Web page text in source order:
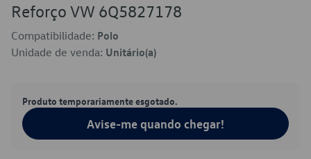
Reforço VW 6Q5827178
Compatibilidade: Polo
Unidade de venda: Unitário(a)
Produto temporariamente esgotado.
Avise-me quando chegar!